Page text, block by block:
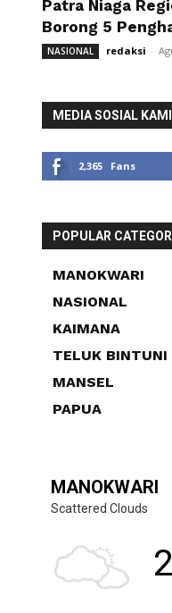
Patra Niaga
Borong 5
NASIONAL redaksi -
MEDIA SOSIAL KAMI
2,365 Fans
POPULAR
MANOKWARI
NASIONAL
KAIMANA
TELUK BINTUNI
MANSEL
PAPUA
MANOKWARI
Scattered Clouds